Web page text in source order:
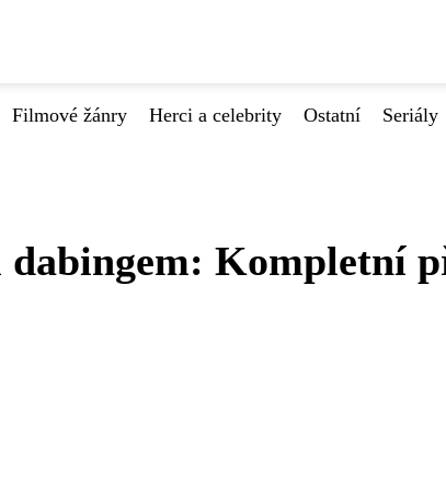
Filmové žánry Herci a celebrity Ostatní Seriály
dabingem: Kompletní